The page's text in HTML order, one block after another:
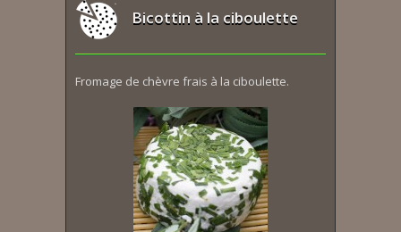
Bicottin à la ciboulette
Fromage de chèvre frais à la ciboulette.